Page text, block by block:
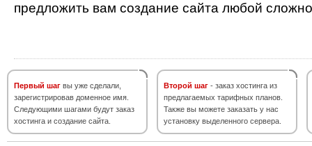
предложить вам создание сайта любой
Первый шаг вы уже сделали,
зарегистрировав доменное имя.
Следующими шагами будут заказ
хостинга и создание сайта.
Второй шаг - заказ хостинга из
предлагаемых тарифных планов.
Также вы можете заказать у нас
установку выделенного сервера.